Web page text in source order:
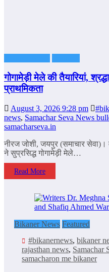
गोगामेड़ी मेले की तैयारियां,
प्राथमिकता
August 3, 2026 9:28 pm
news, Samachar Seva News
samacharseva.in
नीरज जोशी, जयपुर (समाचार
ने सुप्रसिद्ध गोगामेड़ी मेले…
Read More
Bikaner News Featured
#bikanernews, bikaner
rajasthan news, Samachar
samacharon me bikaner